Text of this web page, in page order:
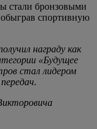
стали бронзовыми
спортивную
награду как
«Будущее
стал лидером